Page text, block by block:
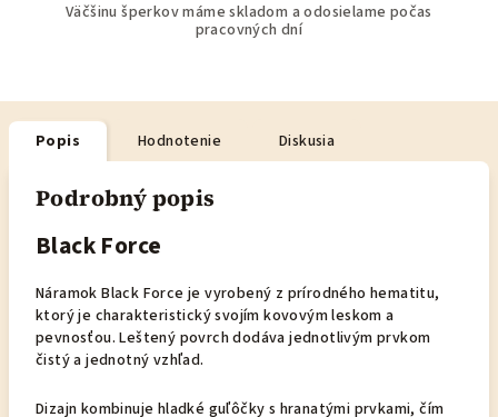
Väčšinu šperkov máme skladom a odosielame počas
pracovných dní
Popis Hodnotenie Diskusia
Podrobný popis
Black Force
Náramok Black Force je vyrobený z prírodného hematitu,
ktorý je charakteristický svojím kovovým leskom a
pevnosťou. Leštený povrch dodáva jednotlivým prvkom
čistý a jednotný vzhľad.
Dizajn kombinuje hladké guľôčky s hranatými prvkami, čím